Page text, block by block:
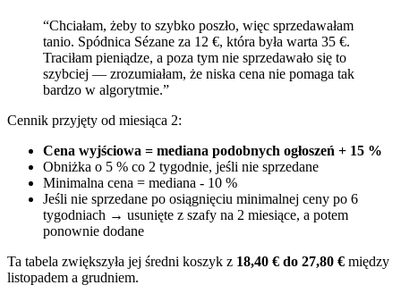
“Chciałam, żeby to szybko poszło, więc sprzedawałam
tanio. Spódnica Sézane za 12 €, która była warta 35 €.
Traciłam pieniądze, a poza tym nie sprzedawało się to
szybciej — zrozumiałam, że niska cena nie pomaga tak
bardzo w algorytmie.”
Cennik przyjęty od miesiąca 2:
Cena wyjściowa = mediana podobnych ogłoszeń + 15 %
Obniżka o 5 % co 2 tygodnie, jeśli nie sprzedane
Minimalna cena = mediana - 10 %
Jeśli nie sprzedane po osiągnięciu minimalnej ceny po 6
tygodniach → usunięte z szafy na 2 miesiące, a potem
ponownie dodane
Ta tabela zwiększyła jej średni koszyk z 18,40 € do 27,80 € między
listopadem a grudniem.